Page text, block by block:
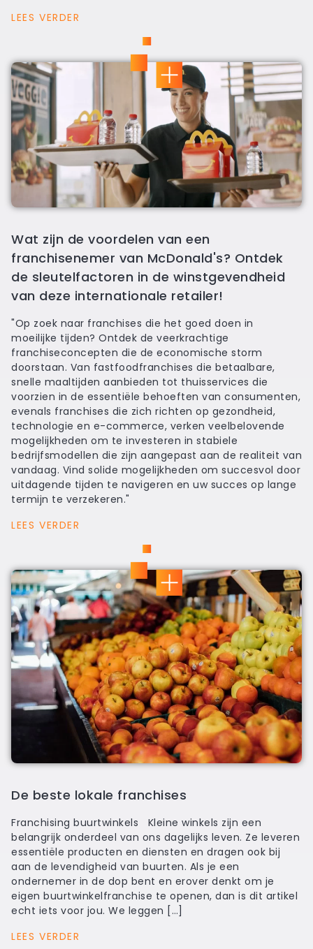
LEES VERDER
Wat zijn de voordelen van een
franchisenemer van McDonald's? Ontdek
de sleutelfactoren in de winstgevendheid
van deze internationale retailer!
"Op zoek naar franchises die het goed doen in
moeilijke tijden? Ontdek de veerkrachtige
franchiseconcepten die de economische storm
doorstaan. Van fastfoodfranchises die betaalbare,
snelle maaltijden aanbieden tot thuisservices die
voorzien in de essentiële behoeften van consumenten,
evenals franchises die zich richten op gezondheid,
technologie en e-commerce, verken veelbelovende
mogelijkheden om te investeren in stabiele
bedrijfsmodellen die zijn aangepast aan de realiteit van
vandaag. Vind solide mogelijkheden om succesvol door
uitdagende tijden te navigeren en uw succes op lange
termijn te verzekeren."
LEES VERDER
De beste lokale franchises
Franchising buurtwinkels Kleine winkels zijn een
belangrijk onderdeel van ons dagelijks leven. Ze leveren
essentiële producten en diensten en dragen ook bij
aan de levendigheid van buurten. Als je een
ondernemer in de dop bent en erover denkt om je
eigen buurtwinkelfranchise te openen, dan is dit artikel
echt iets voor jou. We leggen […]
LEES VERDER